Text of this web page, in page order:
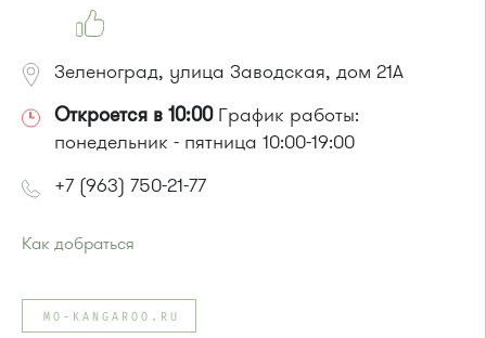
Зеленоград, улица Заводская, дом 21А
Откроется в 10:00График работы:
понедельник - пятница 10:00-19:00
+7 (963) 750-21-77
Как добраться
Автобусы № 1, 2, 2кл, 7, 27
MO-KANGAROO.RU